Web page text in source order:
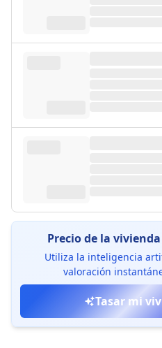
Precio de la
Utiliza la inteligencia
valoración
Tasar mi